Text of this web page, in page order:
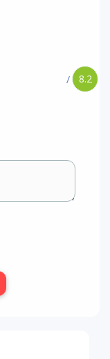
8.2
/